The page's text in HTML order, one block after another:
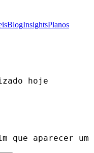
BlogInsightsPlanos
hoje
que aparecer um